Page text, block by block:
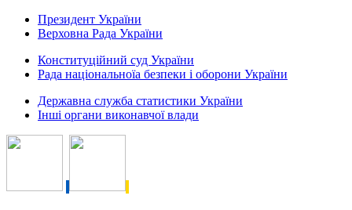
Президент України
Верховна Рада України
Конституційний суд України
Рада національноїа безпеки і оборони України
Державна служба статистики України
Інші органи виконавчої влади